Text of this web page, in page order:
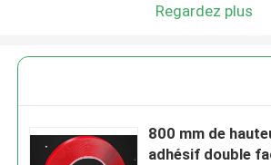
Regardez plus
800 mm de
adhésif double